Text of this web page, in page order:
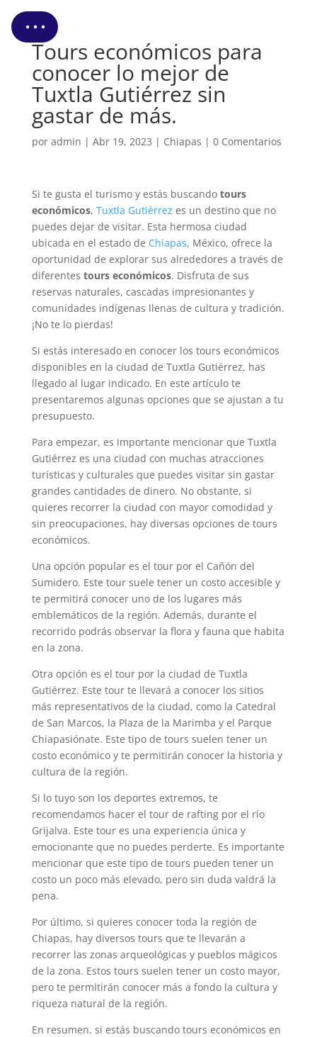
Tours económicos para
conocer lo mejor de
Tuxtla Gutiérrez sin
gastar de más.
por admin | Abr 19, 2023 | Chiapas | 0 Comentarios
Si te gusta el turismo y estás buscando tours
económicos, Tuxtla Gutiérrez es un destino que no
puedes dejar de visitar. Esta hermosa ciudad
ubicada en el estado de Chiapas, México, ofrece la
oportunidad de explorar sus alrededores a través de
diferentes tours económicos. Disfruta de sus
reservas naturales, cascadas impresionantes y
comunidades indígenas llenas de cultura y tradición.
¡No te lo pierdas!
Si estás interesado en conocer los tours económicos
disponibles en la ciudad de Tuxtla Gutiérrez, has
llegado al lugar indicado. En este artículo te
presentaremos algunas opciones que se ajustan a tu
presupuesto.
Para empezar, es importante mencionar que Tuxtla
Gutiérrez es una ciudad con muchas atracciones
turísticas y culturales que puedes visitar sin gastar
grandes cantidades de dinero. No obstante, si
quieres recorrer la ciudad con mayor comodidad y
sin preocupaciones, hay diversas opciones de tours
económicos.
Una opción popular es el tour por el Cañón del
Sumidero. Este tour suele tener un costo accesible y
te permitirá conocer uno de los lugares más
emblemáticos de la región. Además, durante el
recorrido podrás observar la flora y fauna que habita
en la zona.
Otra opción es el tour por la ciudad de Tuxtla
Gutiérrez. Este tour te llevará a conocer los sitios
más representativos de la ciudad, como la Catedral
de San Marcos, la Plaza de la Marimba y el Parque
Chiapasiónate. Este tipo de tours suelen tener un
costo económico y te permitirán conocer la historia y
cultura de la región.
Si lo tuyo son los deportes extremos, te
recomendamos hacer el tour de rafting por el río
Grijalva. Este tour es una experiencia única y
emocionante que no puedes perderte. Es importante
mencionar que este tipo de tours pueden tener un
costo un poco más elevado, pero sin duda valdrá la
pena.
Por último, si quieres conocer toda la región de
Chiapas, hay diversos tours que te llevarán a
recorrer las zonas arqueológicas y pueblos mágicos
de la zona. Estos tours suelen tener un costo mayor,
pero te permitirán conocer más a fondo la cultura y
riqueza natural de la región.
En resumen, si estás buscando tours económicos en